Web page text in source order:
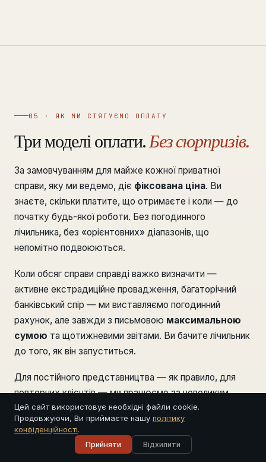
05 · ЯК МИ СТЯГУЄМО ОПЛАТУ
Три моделі оплати.Без сюрпризів.
За замовчуванням для майже кожної приватної
справи, яку ми ведемо, діє фіксована ціна. Ви
знаєте, скільки платите, що отримаєте і коли — до
початку будь-якої роботи. Без погодинного
лічильника, без «орієнтовних» діапазонів, що
непомітно подвоюються.
Коли обсяг справи справді важко визначити —
активне екстрадиційне провадження, багаторічний
банківський спір — ми виставляємо погодинний
рахунок, але завжди з письмовою максимальною
сумою та щотижневими звітами. Ви бачите лічильник
до того, як він запуститься.
Для постійного представництва — як правило, для
повторних клієнтів — ми працюємо за невеликим
невеликим щомісячним гонораром, що покриває
поточні консультації, пріоритетну відповідь та
доступність у першу годину для термінових питань.
Цей сайт використовує необхідні файли cookie.
Продовжуючи, Ви приймаєте нашу політику
конфіденційності.
Прийняти Відхилити